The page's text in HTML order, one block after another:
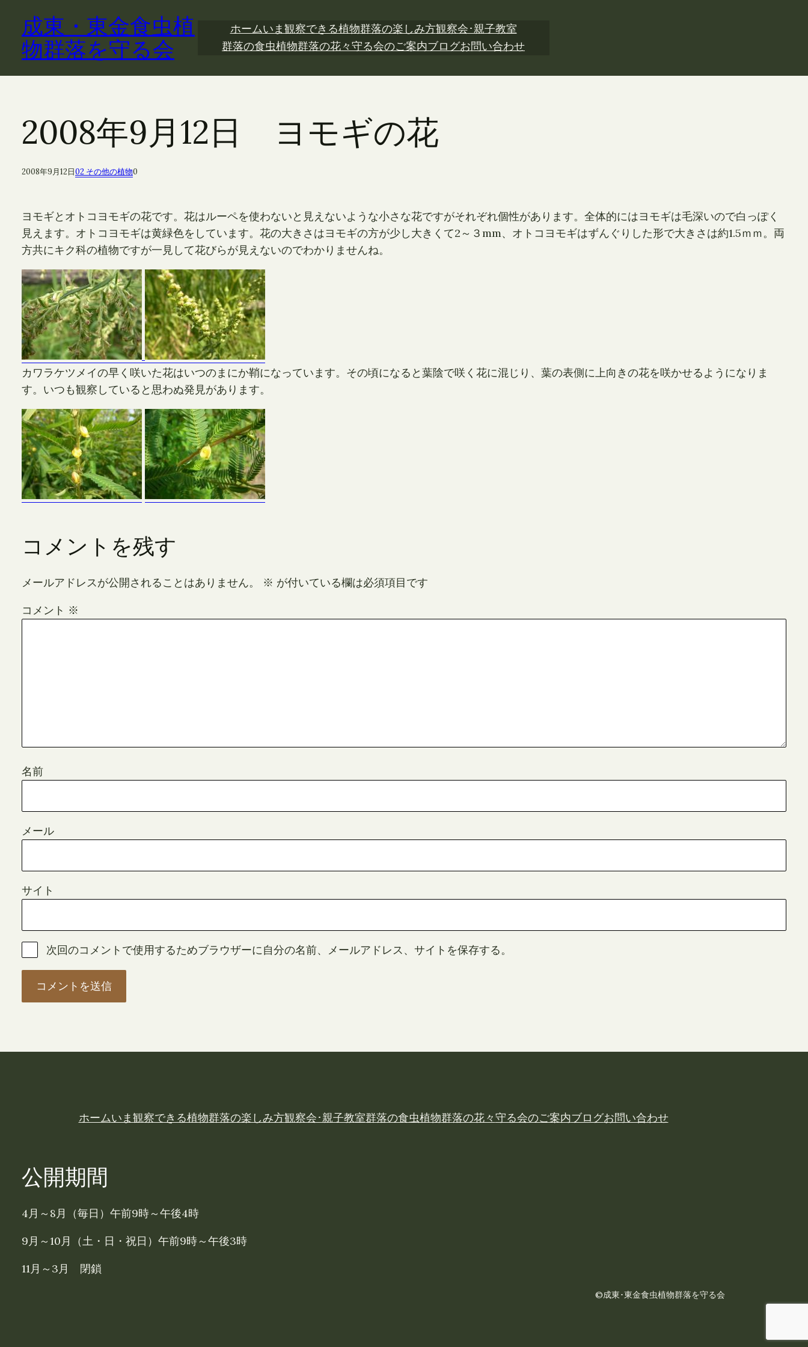
キ
成東・東金食虫植
物群落を守る会
ホームいま観察できる植物群落の楽しみ方観察会･親子教室
群落の食虫植物群落の花々守る会のご案内ブログお問い合わせ
2008年9月12日 ヨモギの花
2008年9月12日02 その他の植物0
ヨモギとオトコヨモギの花です。花はルーペを使わないと見えないような小さな花ですがそれぞれ個性があります。全体的にはヨモギは毛深いので白っぽく
見えます。オトコヨモギは黄緑色をしています。花の大きさはヨモギの方が少し大きくて2～３mm、オトコヨモギはずんぐりした形で大きさは約1.5ｍｍ。両
方共にキク科の植物ですが一見して花びらが見えないのでわかりませんね。
カワラケツメイの早く咲いた花はいつのまにか鞘になっています。その頃になると葉陰で咲く花に混じり、葉の表側に上向きの花を咲かせるようになりま
す。いつも観察していると思わぬ発見があります。
コメントを残す
メールアドレスが公開されることはありません。 ※ が付いている欄は必須項目です
コメント ※
名前
メール
サイト
次回のコメントで使用するためブラウザーに自分の名前、メールアドレス、サイトを保存する。
ホームいま観察できる植物群落の楽しみ方観察会･親子教室群落の食虫植物群落の花々守る会のご案内ブログお問い合わせ
公開期間
4月～8月（毎日）午前9時～午後4時
9月～10月（土・日・祝日）午前9時～午後3時
11月～3月 閉鎖
©成東･東金食虫植物群落を守る会